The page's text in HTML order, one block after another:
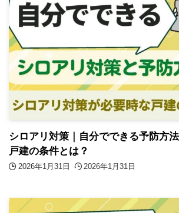
シロアリ対策｜自分でできる予防方
戸建の条件とは？
2026年1月31日 2026年1月31日